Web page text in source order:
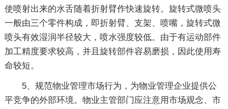
使喷射出来的水舌随着折射臂作快速旋转。旋转式微喷头
一般由三个零件构成，即折射臂、支架、喷嘴，旋转式微
喷头有效湿润半径较大，喷水强度较低。由于有运动部件
加工精度要求较高，并且旋转部件容易磨损，因此使用寿
命较短。
5、规范物业管理市场行为，为物业管理企业提供公
平竞争的外部环境。物业主管部门应注意用市场观念、市